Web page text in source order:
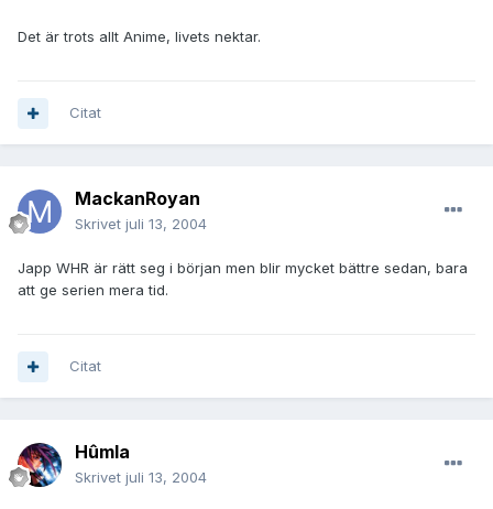
Det är trots allt Anime, livets nektar.
Citat
MackanRoyan
Skrivet juli 13, 2004
Japp WHR är rätt seg i början men blir mycket bättre sedan, bara
att ge serien mera tid.
Citat
Hûmla
Skrivet juli 13, 2004